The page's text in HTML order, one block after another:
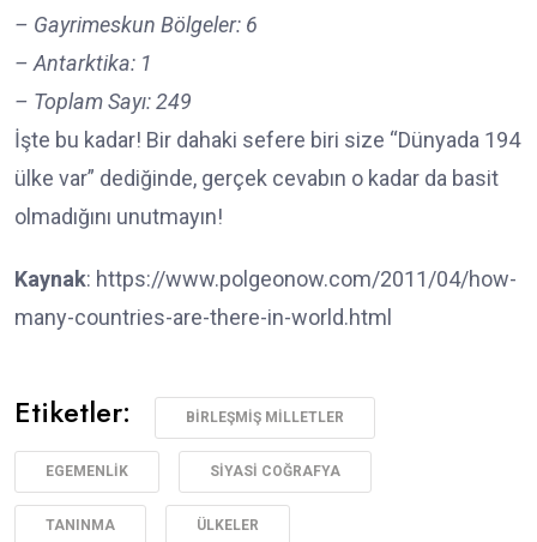
– Gayrimeskun Bölgeler: 6
– Antarktika: 1
– Toplam Sayı: 249
İşte bu kadar! Bir dahaki sefere biri size “Dünyada 194
ülke var” dediğinde, gerçek cevabın o kadar da basit
olmadığını unutmayın!
Kaynak: https://www.polgeonow.com/2011/04/how-
many-countries-are-there-in-world.html
Etiketler: BIRLEŞMIŞ MILLETLER
EGEMENLIK SIYASI COĞRAFYA
TANINMA ÜLKELER